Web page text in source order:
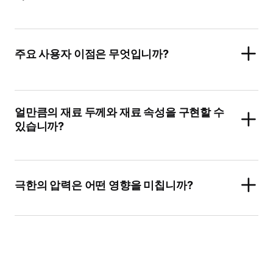
주요 사용자 이점은 무엇입니까?
얼만큼의 재료 두께와 재료 속성을 구현할 수
있습니까?
극한의 압력은 어떤 영향을 미칩니까?